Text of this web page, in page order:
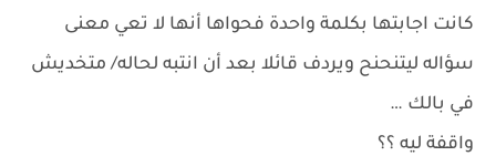
كانت اجابتها بكلمة واحدة فحواها أنها لا تعي معنى
سؤاله ليتنحنح ويردف قائلا بعد أن انتبه لحاله/ متخديش
في بالك …
واقفة ليه ؟؟